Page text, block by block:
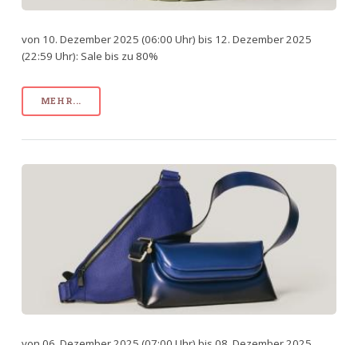
von 10. Dezember 2025 (06:00 Uhr) bis 12. Dezember 2025
(22:59 Uhr): Sale bis zu 80%
MEHR...